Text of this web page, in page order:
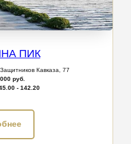
ПИК
Кавказа, 77
руб.
- 142.20